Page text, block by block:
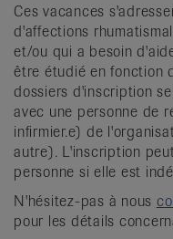
Ces vacances
d'affections
et/ou qui a besoin
être étudié en fonction
dossiers d'inscription
avec une personne de
infirmier.e) de
autre). L'inscription
personne si elle est
N'hésitez-pas à nous
pour les détails